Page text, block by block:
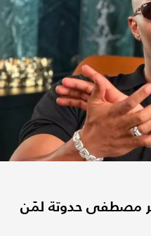
مصطفى حدوتة لمَن